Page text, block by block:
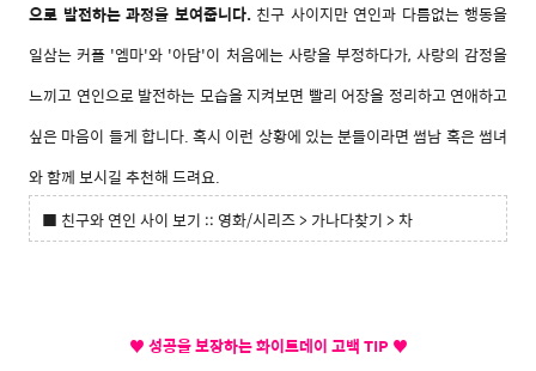
으로 발전하는 과정을 보여줍니다.친구 사이지만 연인과 다름없는 행동을
일삼는 커플 '엠마'와 '아담'이 처음에는 사랑을 부정하다가, 사랑의 감정을
느끼고 연인으로 발전하는 모습을 지켜보면 빨리 어장을 정리하고 연애하고
싶은 마음이 들게 합니다. 혹시 이런 상황에 있는 분들이라면 썸남 혹은 썸녀
와 함께 보시길 추천해 드려요.
■ 친구와 연인 사이 보기 :: 영화/시리즈 > 가나다찾기 > 차
♥ 성공을 보장하는 화이트데이 고백 TIP ♥